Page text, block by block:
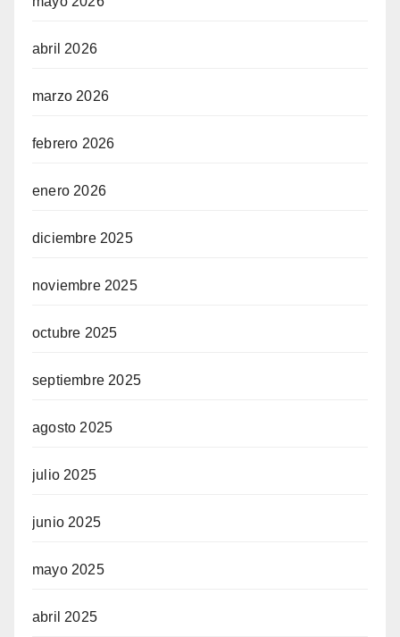
abril 2026
marzo 2026
febrero 2026
enero 2026
diciembre 2025
noviembre 2025
octubre 2025
septiembre 2025
agosto 2025
julio 2025
junio 2025
mayo 2025
abril 2025